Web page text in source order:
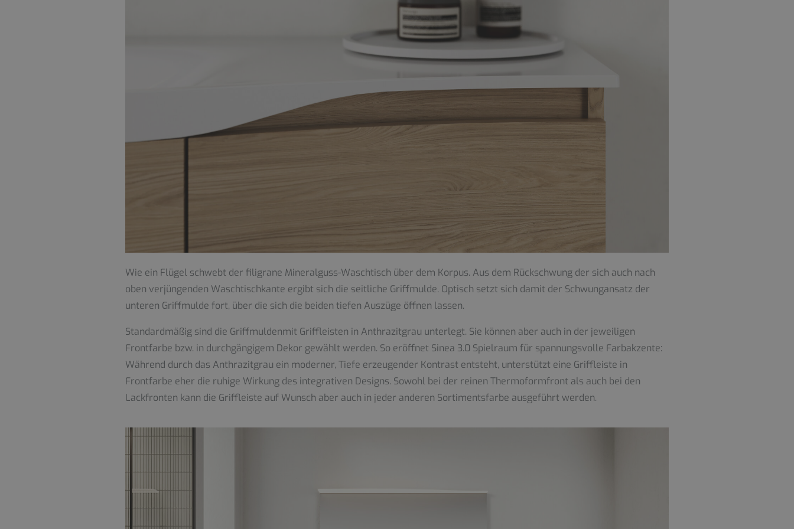
Wie ein Flügel schwebt der filigrane Mineralguss-Waschtisch über dem Korpus. Aus dem Rückschwung der sich auch nach
oben verjüngenden Waschtischkante ergibt sich die seitliche Griffmulde. Optisch setzt sich damit der Schwungansatz der
unteren Griffmulde fort, über die sich die beiden tiefen Auszüge öffnen lassen.
Standardmäßig sind die Griffmuldenmit Griffleisten in Anthrazitgrau unterlegt. Sie können aber auch in der jeweiligen
Frontfarbe bzw. in durchgängigem Dekor gewählt werden. So eröffnet Sinea 3.0 Spielraum für spannungsvolle Farbakzente:
Während durch das Anthrazitgrau ein moderner, Tiefe erzeugender Kontrast entsteht, unterstützt eine Griffleiste in
Frontfarbe eher die ruhige Wirkung des integrativen Designs. Sowohl bei der reinen Thermoformfront als auch bei den
Lackfronten kann die Griffleiste auf Wunsch aber auch in jeder anderen Sortimentsfarbe ausgeführt werden.